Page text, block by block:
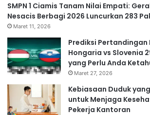
SMPN 1 Ciamis Tanam Nilai Empati:
Nesacis Berbagi 2026 Luncurkan 283
Maret 11, 2026
Prediksi
Hongaria vs Slovenia
yang Perlu Anda
Maret 27, 2026
Kebiasaan Duduk
untuk Menjaga
Pekerja Kantoran